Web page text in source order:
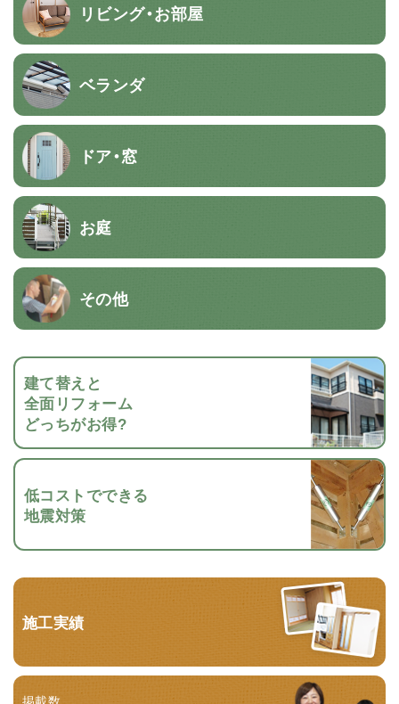
リビング・お部屋
ベランダ
ドア・窓
お庭
その他
建て替えと
全面リフォーム
どっちがお得?
低コストでできる
地震対策
施工実績